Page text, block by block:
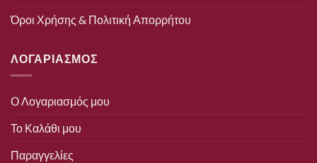
Όροι Χρήσης & Πολιτική Απορρήτου
ΛΟΓΑΡΙΑΣΜΟΣ
Ο Λογαριασμός μου
Το Καλάθι μου
Παραγγελίες